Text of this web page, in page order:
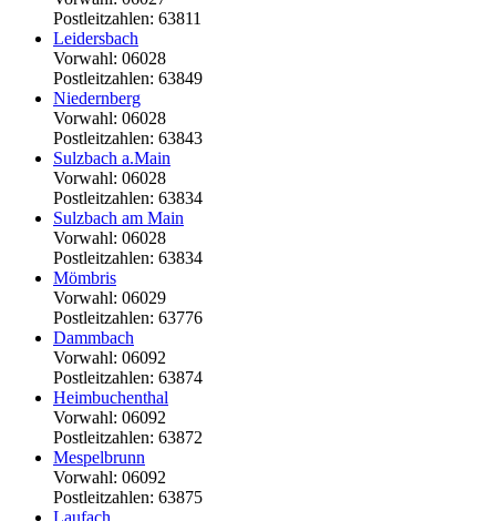
Postleitzahlen: 63811
Leidersbach
Vorwahl: 06028
Postleitzahlen: 63849
Niedernberg
Vorwahl: 06028
Postleitzahlen: 63843
Sulzbach a.Main
Vorwahl: 06028
Postleitzahlen: 63834
Sulzbach am Main
Vorwahl: 06028
Postleitzahlen: 63834
Mömbris
Vorwahl: 06029
Postleitzahlen: 63776
Dammbach
Vorwahl: 06092
Postleitzahlen: 63874
Heimbuchenthal
Vorwahl: 06092
Postleitzahlen: 63872
Mespelbrunn
Vorwahl: 06092
Postleitzahlen: 63875
Laufach